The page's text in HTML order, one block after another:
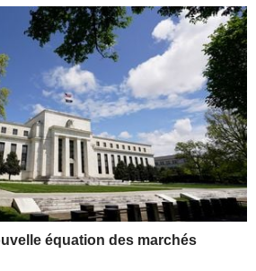
équation des marchés